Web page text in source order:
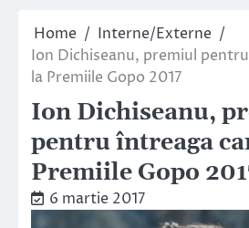
Home
Interne/Externe
Ion Dichiseanu, premiul
la Premiile Gopo 2017
Ion Dichiseanu,
pentru întreaga
Premiile Gopo
6 martie 2017